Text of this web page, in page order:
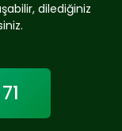
dilediğiniz